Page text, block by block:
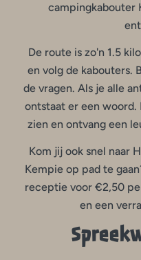
campingkabouter
De route is zo'n 1.5
en volg de kabouters.
de vragen. Als je alle
ontstaat er een woord.
zien en ontvang een
Kom jij ook snel naar
Kempie op pad te
receptie voor €2,50
en een